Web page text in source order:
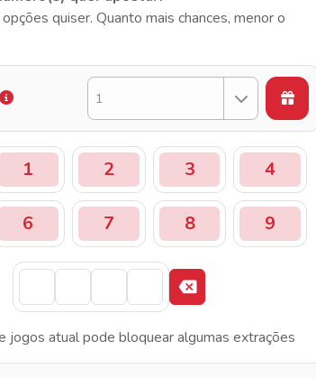
quiser. Quanto mais chances, menor o
1
1 2 3 4
6 7 8 9
jogos atual pode bloquear algumas extrações